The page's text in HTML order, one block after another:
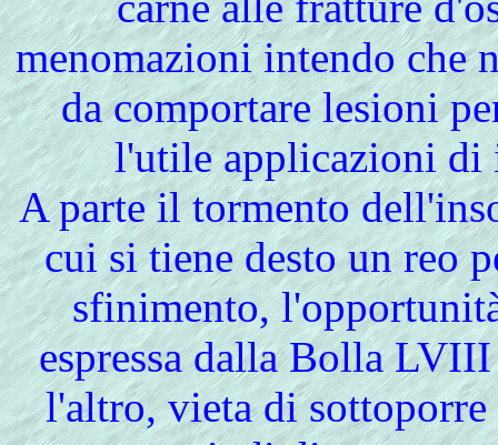
menomazioni intendo che
da comportare lesioni
l'utile applicazioni di
Aparte il tormento
cui si tiene desto un reo
sfinimento,
espressa dalla Bolla
l'altro, vieta di